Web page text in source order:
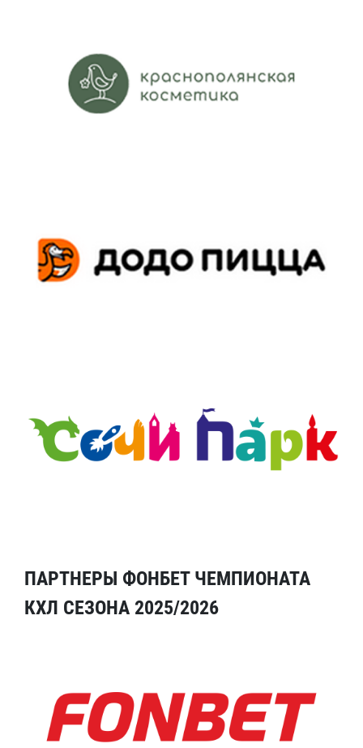
ПАРТНЕРЫ ФОНБЕТ ЧЕМПИОНАТА
КХЛ СЕЗОНА 2025/2026